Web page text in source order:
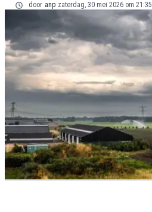
door anp zaterdag, 30 mei 2026 om 21:35